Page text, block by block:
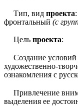
Тип, вид проекта
фронтальный (с
Цель проекта:
Создание
художественно-
ознакомления с
Привлечение
выделения ее